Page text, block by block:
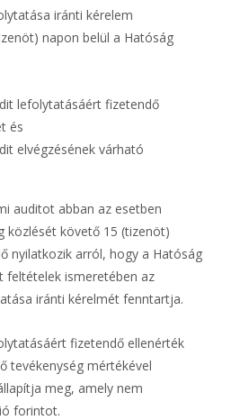
iránti kérelem
napon belül a Hatóság
lefolytatásáért fizetendő
és
elvégzésének várható
auditot abban az esetben
közlését követő 15 (tizenöt)
nyilatkozik arról, hogy a Hatóság
feltételek ismeretében az
iránti kérelmét fenntartja.
fizetendő ellenérték
tevékenység mértékével
meg, amely nem
forintot.